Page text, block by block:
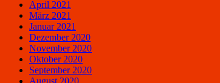
April 2021
März 2021
Januar 2021
Dezember 2020
November 2020
Oktober 2020
September 2020
August 2020